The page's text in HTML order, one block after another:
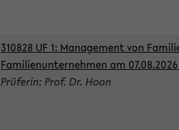
310828 UF 1: Management von
Familienunternehmen am 07.08.2026
Prüferin: Prof. Dr. Hoon